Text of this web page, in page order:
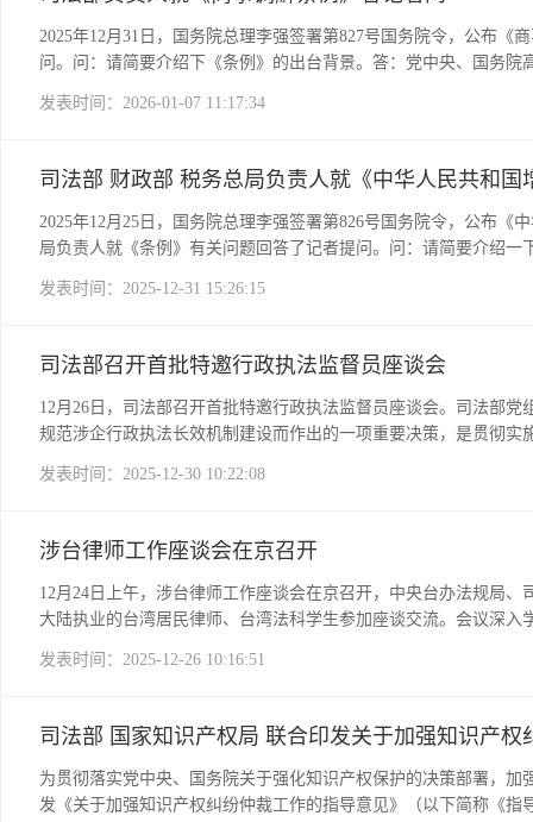
葬服务需求相适应的殡葬事业投入机制。三是加强设施供给。殡
设殡葬服务机构由政府举办，加强满足群众殡葬服务需求所必需
收费。同时，对骨灰格位安葬，不收取或者适当收取格位使用费
作了哪些规定？答：为保障群众基本殡葬服务需求，《条例》规
服务基础项目。三是国家逐步将具备条件的殡葬服务项目纳入国
是设区的市级以上地方人民政府民政部门会同有关部门合理确定
定？答：为加强和规范殡葬设施建设和管理，《条例》规定：一
任。明确县级以上地方人民政府根据本行政区域人口规模和分布
法加大对违法行为的处罚力度。问：《条例》在加强和规范殡仪
殡葬服务信息系统的建设、管理和维护，将殡葬服务主体和相关
收费管理，《条例》规定：一是对殡葬服务实行清单化管理，禁
化殡葬领域价格违法行为具体情形，为依法查处提供依据。问：
合监管方面作了哪些规定？答：为明确监管责任，增强监管合力
例》顺利实施，有关部门重点开展以下工作。一是加大宣传解读
水平。二是加快完善配套政策，及时细化明确各类殡葬服务机构
务管理，切实做好《条例》的贯彻实施。【责任编辑：宋安勇】
2025年12月31日，国务院总理李强签署第827号国务院令，公布《
问。问：请简要介绍下《条例》的出台背景。答：党中央、国务
渐增多。商事调解具有灵活高效、专业保密、友好经济等特点，
面制度规范建设比较薄弱，亟待制定专门行政法规。《条例》的
环境，有利于更好服务高质量发展和高水平对外开放。问：制定
标国际高标准经贸规则和商事调解规则，构建既有中国特色又与
留制度空间。三是注意做好与有关法律制度的衔接，形成矛盾纠
求商事调解组织应当建立利益冲突审查、投诉处理等内部管理制
合理的原则制定商事调解费用标准，并向社会公开。问：《条例
育有国际影响力的商事调解组织，提升商事调解组织的国际竞争
认知度。三是鼓励有条件的地区和部门结合本地区、本领域实际
等制度的衔接机制，畅通商事争议解决途径。五是明确当事人可
接：一是明确商事调解组织可以从具有专业影响力和公信力的境
水平国际互认。问：为确保《条例》实施，下一步要做好哪些工
配套制度，根据《条例》制定商事调解组织管理的具体办法，加
《条例》规定对施行前成立的从事商事调解的组织做好过渡期有
发表时间：2026-01-07 11:17:34
司法部 财政部 税务总局负责人就《中华人民共和
2025年12月25日，国务院总理李强签署第826号国务院令，公布《
局负责人就《条例》有关问题回答了记者提问。问：请简要介绍
发表时间：2025-12-31 15:26:15
司法部召开首批特邀行政执法监督员座谈会
12月26日，司法部召开首批特邀行政执法监督员座谈会。司法部
规范涉企行政执法长效机制建设而作出的一项重要决策，是贯彻
公正文明执法，促进全国统一大市场建设，优化法治化营商环境
法律工作者、新闻工作者中选取50名代表，作为首批特邀行政执
发表时间：2025-12-30 10:22:08
涉台律师工作座谈会在京召开
12月24日上午，涉台律师工作座谈会在京召开，中央台办法规局
大陆执业的台湾居民律师、台湾法科学生参加座谈交流。会议深
居民律师代理民事案件范围等政策进行了解读，鼓励支持台湾居
民律师颁发了律师执业证书。【责任编辑：尚鑫】
发表时间：2025-12-26 10:16:51
司法部 国家知识产权局 联合印发关于加强知识产权
为贯彻落实党中央、国务院关于强化知识产权保护的决策部署，
发《关于加强知识产权纠纷仲裁工作的指导意见》（以下简称《